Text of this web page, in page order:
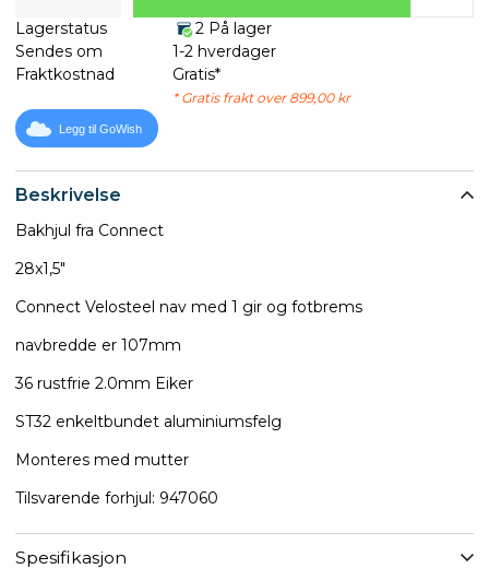
Beskrivelse
Bakhjul fra Connect
28x1,5"
Connect Velosteel nav med 1 gir og fotbrems
navbredde er 107mm
36 rustfrie 2.0mm Eiker
ST32 enkeltbundet aluminiumsfelg
Monteres med mutter
Tilsvarende forhjul: 947060
Spesifikasjon
Lagerstatus
2 På lager
Sendes om
1-2 hverdager
Fraktkostnad
Gratis*
* Gratis frakt over 899,00 kr
Legg til GoWish